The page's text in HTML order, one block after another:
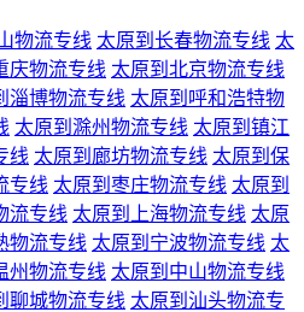
物流专线 太原到长春物流专线 太
庆物流专线 太原到北京物流专线
淄博物流专线 太原到呼和浩特物
太原到滁州物流专线 太原到镇江
线 太原到廊坊物流专线 太原到保
专线 太原到枣庄物流专线 太原到
流专线 太原到上海物流专线 太原
物流专线 太原到宁波物流专线 太
州物流专线 太原到中山物流专线
聊城物流专线 太原到汕头物流专